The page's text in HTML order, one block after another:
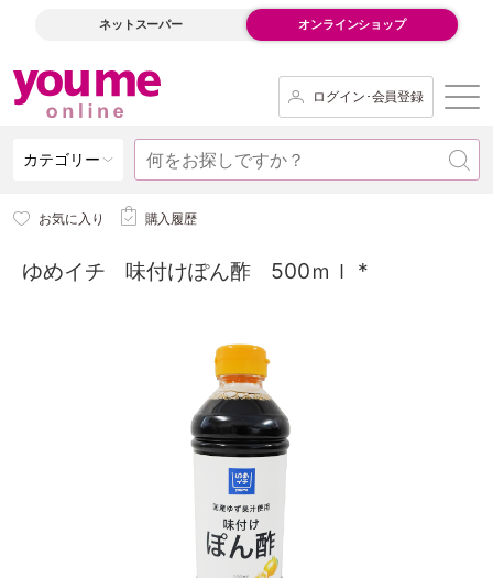
ネットスーパー オンラインショップ
ログイン･会員登録
カテゴリー
お気に入り 購入履歴
ゆめイチ 味付けぽん酢 500ｍｌ *